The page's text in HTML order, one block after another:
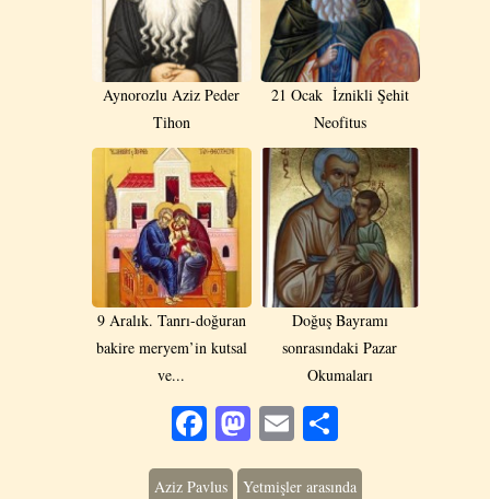
Aynorozlu Aziz Peder
Tihon
21 Ocak İznikli Şehit
Neofitus
9 Aralık. Tanrı-doğuran
bakire meryem’in kutsal
ve...
Doğuş Bayramı
sonrasındaki Pazar
Okumaları
Facebook
Mastodon
Email
Aziz Pavlus Yetmişler arasında